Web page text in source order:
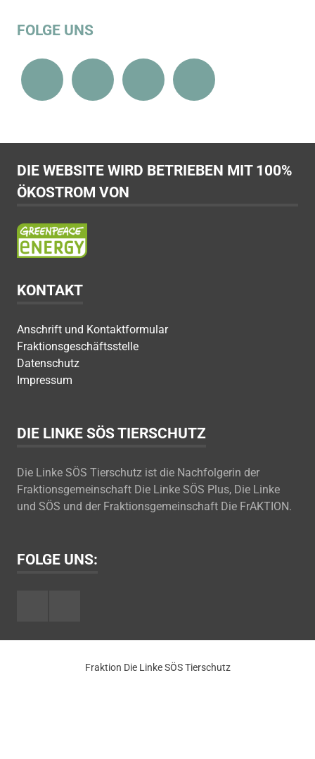
FOLGE UNS
DIE WEBSITE WIRD BETRIEBEN MIT 100%
ÖKOSTROM VON
KONTAKT
Anschrift und Kontaktformular
Fraktionsgeschäftsstelle
Datenschutz
Impressum
DIE LINKE SÖS TIERSCHUTZ
Die Linke SÖS Tierschutz ist die Nachfolgerin der
Fraktionsgemeinschaft Die Linke SÖS Plus, Die Linke
und SÖS und der Fraktionsgemeinschaft Die FrAKTION.
FOLGE UNS:
Fraktion Die Linke SÖS Tierschutz